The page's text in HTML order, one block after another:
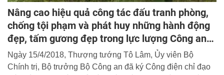
Nâng cao hiệu quả công tác đấu tranh phòng,
chống tội phạm và phát huy những hành động
đẹp, tấm gương đẹp trong lực lượng Công an
nhân dân
Ngày 15/4/2018, Thượng tướng Tô Lâm, Ủy viên Bộ
Chính trị, Bộ trưởng Bộ Công an đã ký Công điện chỉ đạo